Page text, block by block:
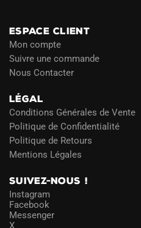
ESPACE CLIENT
Mon compte
Suivre une commande
Nous Contacter
LÉGAL
Conditions Générales de Vente
Politique de Confidentialité
Politique de Retours
Mentions Légales
SUIVEZ-NOUS !
Instagram
Facebook
Messenger